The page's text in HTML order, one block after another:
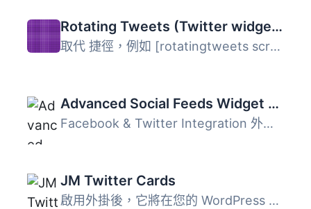
Rotating Tweets (Twitter widget and shortcode)
取代 捷徑，例如 [rotatingtweets screen_name='your_twitte...
Advanced Social Feeds Widget & Shortcode
Facebook & Twitter Integration 外掛是用來在您的網站上...
JM Twitter Cards
啟用外掛後，它將在您的 WordPress 網站上添加適當的 meta，...